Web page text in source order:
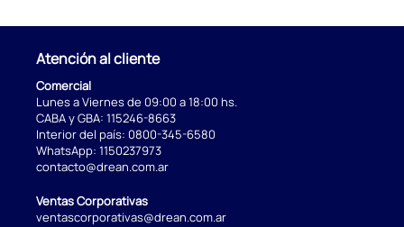
Atención al cliente
Comercial
Lunes a Viernes de 09:00 a 18:00 hs.
CABA y GBA: 115246-8663
Interior del país: 0800-345-6580
WhatsApp: 1150237973
contacto@drean.com.ar
Ventas Corporativas
ventascorporativas@drean.com.ar